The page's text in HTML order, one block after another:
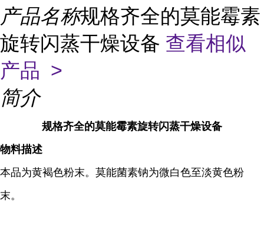
产品名称规格齐全的莫能霉素
旋转闪蒸干燥设备 查看相似
产品 >
简介
规格齐全的莫能霉素旋转闪蒸干燥设备
物料描述
本品为黄褐色粉末。莫能菌素钠为微白色至淡黄色粉
末。